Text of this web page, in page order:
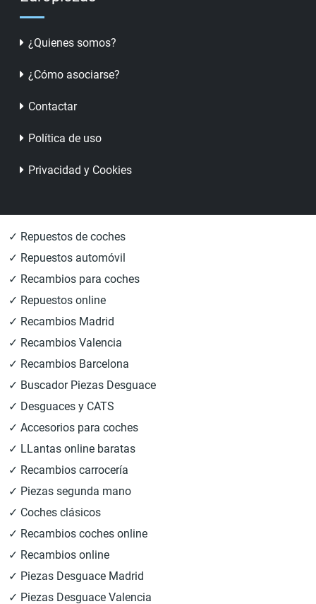
¿Quienes somos?
¿Cómo asociarse?
Contactar
Política de uso
Privacidad y Cookies
✓ Repuestos de coches
✓ Repuestos automóvil
✓ Recambios para coches
✓ Repuestos online
✓ Recambios Madrid
✓ Recambios Valencia
✓ Recambios Barcelona
✓ Buscador Piezas Desguace
✓ Desguaces y CATS
✓ Accesorios para coches
✓ LLantas online baratas
✓ Recambios carrocería
✓ Piezas segunda mano
✓ Coches clásicos
✓ Recambios coches online
✓ Recambios online
✓ Piezas Desguace Madrid
✓ Piezas Desguace Valencia